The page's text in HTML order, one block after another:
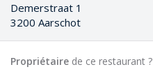
Demerstraat 1
3200 Aarschot
Propriétaire de ce restaurant ?